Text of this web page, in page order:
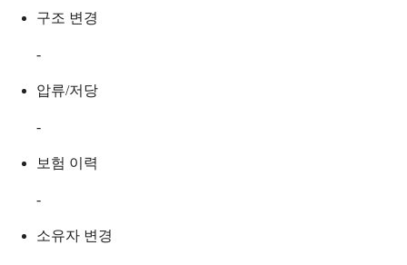
구조 변경
-
압류/저당
-
보험 이력
-
소유자 변경